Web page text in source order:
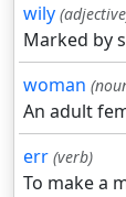
wily
Marked by
woman
An adult
err (verb)
To make a